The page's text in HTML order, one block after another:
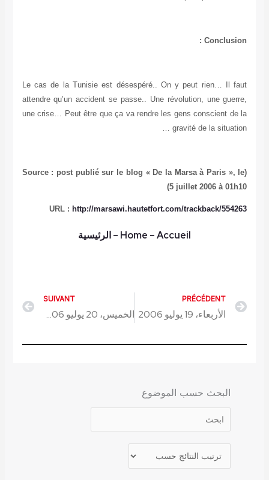
Conclusion :
Le cas de la Tunisie est désespéré.. On y peut rien… Il faut
attendre qu’un accident se passe.. Une révolution, une guerre,
une crise… Peut être que ça va rendre les gens conscient de la
gravité de la situation …
(Source : post publié sur le blog « De la Marsa à Paris », le
5 juillet 2006 à 01h10)
URL : http://marsawi.hautetfort.com/trackback/554263
Home – Accueil
–الرئيسية
Prev
PRÉCÉDENT
الأربعاء، 19 يوليو 2006
SUIVANT
الخميس، 20 يوليو 2006
البحث حسب الموضوع